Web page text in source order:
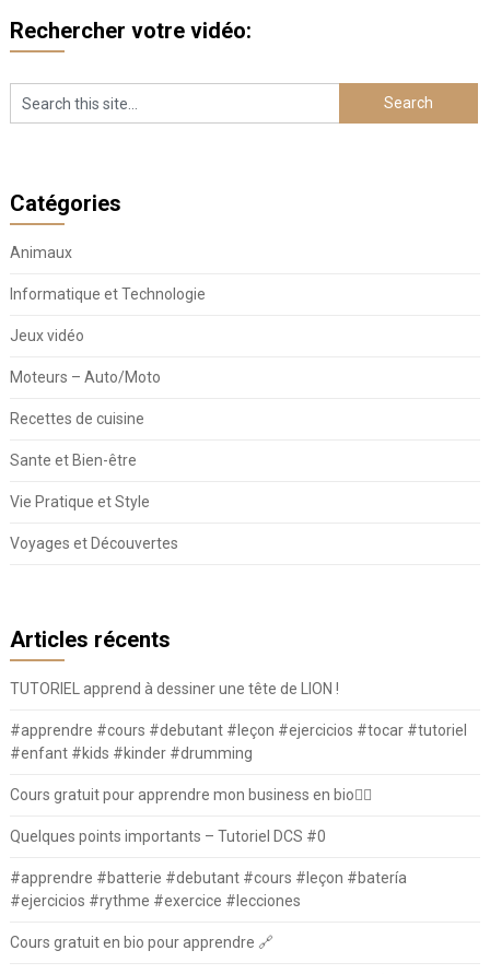
Rechercher votre vidéo:
Catégories
Animaux
Informatique et Technologie
Jeux vidéo
Moteurs – Auto/Moto
Recettes de cuisine
Sante et Bien-être
Vie Pratique et Style
Voyages et Découvertes
Articles récents
TUTORIEL apprend à dessiner une tête de LION !
#apprendre #cours #debutant #leçon #ejercicios #tocar #tutoriel
#enfant #kids #kinder #drumming
Cours gratuit pour apprendre mon business en bio⛓️‍💥
Quelques points importants – Tutoriel DCS #0
#apprendre #batterie #debutant #cours #leçon #batería
#ejercicios #rythme #exercice #lecciones
Cours gratuit en bio pour apprendre 🔗